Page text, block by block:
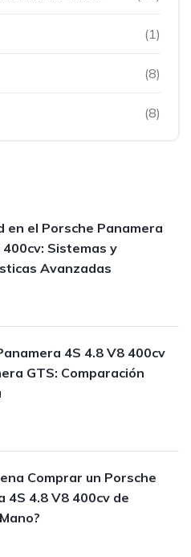
(1)
(8)
(8)
en el Porsche Panamera
400cv: Sistemas y
Avanzadas
4S 4.8 V8 400cv
GTS: Comparación
Comprar un Porsche
4S 4.8 V8 400cv de